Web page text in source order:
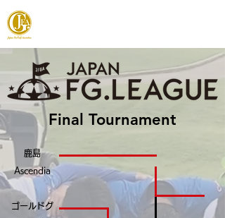
Final Tournament
鹿島
Ascendia
ゴールドグ